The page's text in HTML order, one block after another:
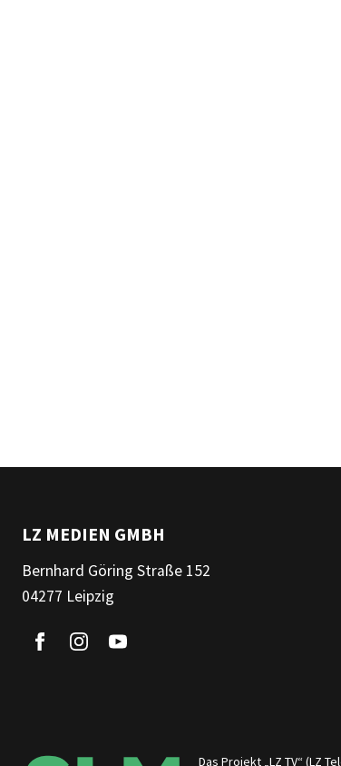
LZ MEDIEN GMBH
Bernhard Göring Straße 152
04277 Leipzig
Das Projekt „LZ TV“ (LZ